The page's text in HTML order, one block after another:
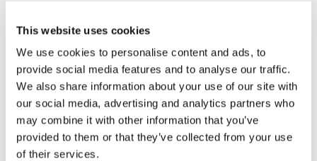
This website uses cookies
We use cookies to personalise content and ads, to
provide social media features and to analyse our traffic.
We also share information about your use of our site with
our social media, advertising and analytics partners who
may combine it with other information that you’ve
provided to them or that they’ve collected from your use
of their services.
raccogliendo maggiori consensi sul territorio nazionale per la sua
rispondenza alle esigenze del tessuto economico e produttivo e che
svolge interamente a Lucca
Fino ad oggi, infatti, tutti gli studenti che hanno partecipato al
Master hanno trovato un’occupazione e regolarmente le aziende si
rivolgono agli organizzatori per chiedere nuovo personale da
selezionare.